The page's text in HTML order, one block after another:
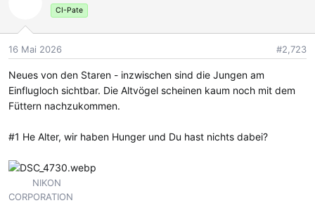
CI-Pate
16 Mai 2026 #2,723
Neues von den Staren - inzwischen sind die Jungen am
Einflugloch sichtbar. Die Altvögel scheinen kaum noch mit dem
Füttern nachzukommen.
#1 He Alter, wir haben Hunger und Du hast nichts dabei?
NIKON
CORPORATION